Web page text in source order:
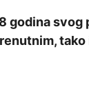
godina